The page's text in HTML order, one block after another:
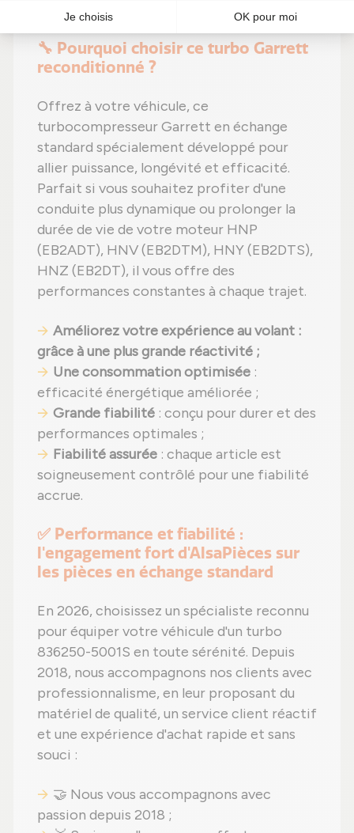
d'entretien !
🔧 Pourquoi choisir ce turbo Garrett
reconditionné ?
Offrez à votre véhicule, ce
turbocompresseur Garrett en échange
standard spécialement développé pour
allier puissance, longévité et efficacité.
Parfait si vous souhaitez profiter d'une
conduite plus dynamique ou prolonger la
durée de vie de votre moteur HNP
(EB2ADT), HNV (EB2DTM), HNY (EB2DTS),
HNZ (EB2DT), il vous offre des
performances constantes à chaque trajet.
Améliorez votre expérience au volant :
grâce à une plus grande réactivité ;
Une consommation optimisée :
efficacité énergétique améliorée ;
Grande fiabilité : conçu pour durer et des
performances optimales ;
Fiabilité assurée : chaque article est
soigneusement contrôlé pour une fiabilité
accrue.
✅ Performance et fiabilité :
l'engagement fort d'AlsaPièces sur
les pièces en échange standard
En 2026, choisissez un spécialiste reconnu
pour équiper votre véhicule d'un turbo
836250-5001S en toute sérénité. Depuis
2018, nous accompagnons nos clients avec
professionnalisme, en leur proposant du
matériel de qualité, un service client réactif
et une expérience d'achat rapide et sans
souci :
🤝 Nous vous accompagnons avec
passion depuis 2018 ;